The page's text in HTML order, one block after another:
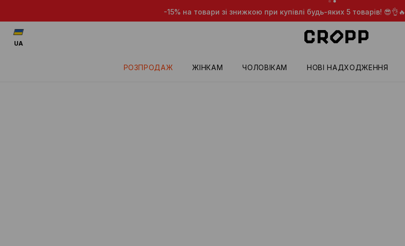
-15% на товари зі знижкою при купівлі будь-яких 5 товарів! 😎👌🔥
РОЗПРОДАЖ ЖІНКАМ ЧОЛОВІКАМ HОВІ НАДХОДЖЕННЯ
UA